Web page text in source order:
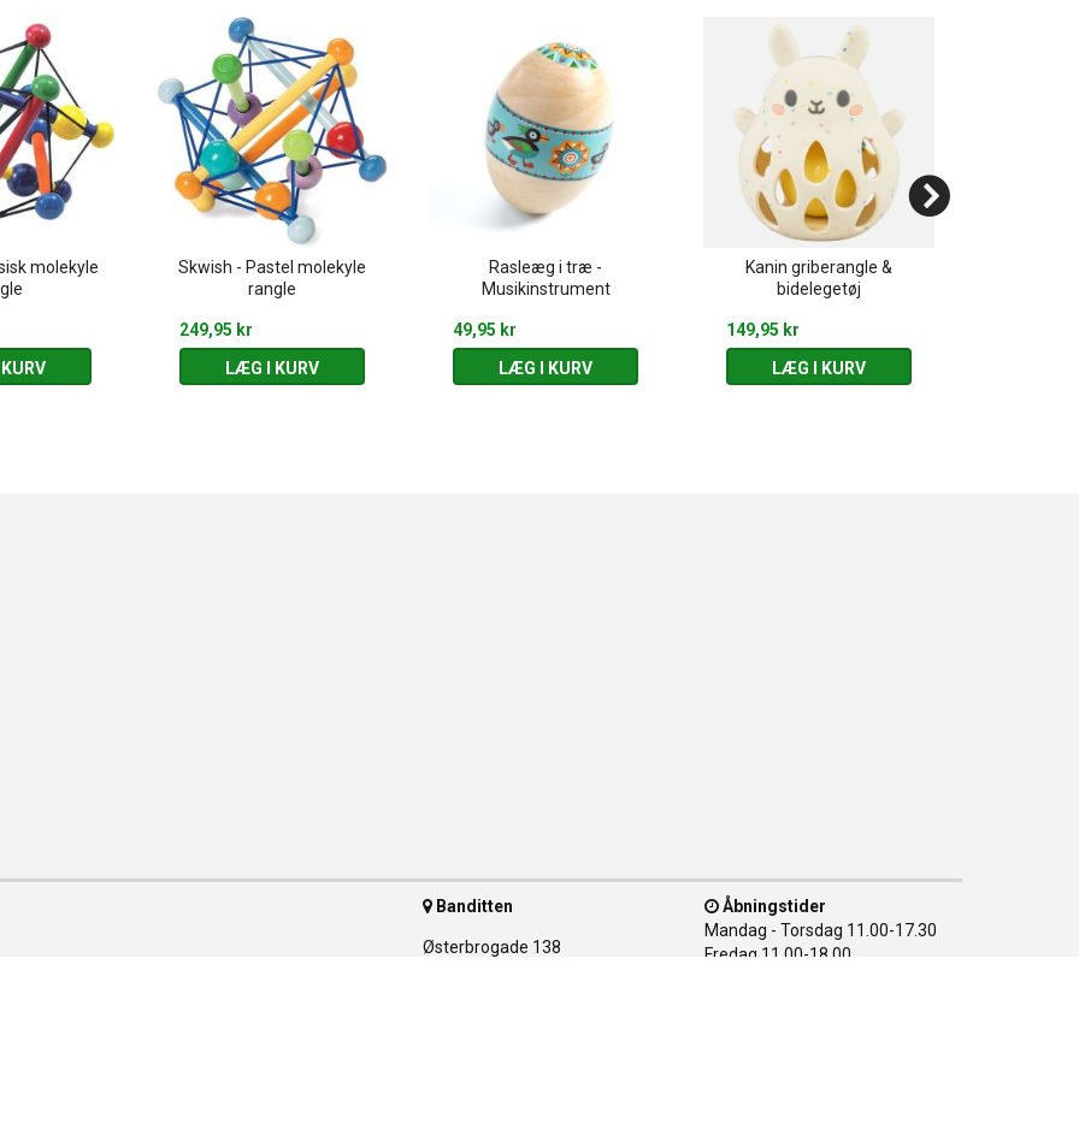
molekyle
Skwish - Pastel molekyle
rangle
249,95 kr
LÆG I KURV
Rasleæg i træ -
Musikinstrument
49,95 kr
LÆG I KURV
Kanin griberangle &
bidelegetøj
149,95 kr
LÆG I KURV
Banditten
Østerbrogade 138
Åbningstider
Mandag - Torsdag 11.00-17.30
Fredag 11.00-18.00